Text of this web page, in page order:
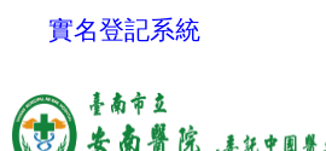
實名登記系統